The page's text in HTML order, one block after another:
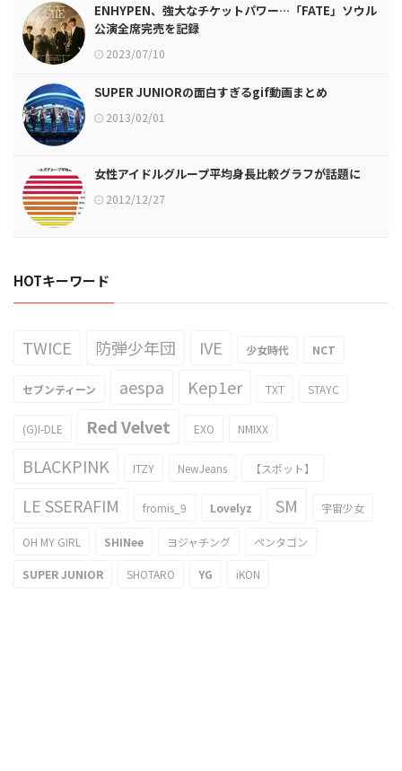
ENHYPEN、強大なチケットパワー…「FATE」ソウル
公演全席完売を記録
2023/07/10
SUPER JUNIORの面白すぎるgif動画まとめ
2013/02/01
女性アイドルグループ平均身長比較グラフが話題に
2012/12/27
HOTキーワード
TWICE 防弾少年団 IVE 少女時代 NCT
セブンティーン aespa Kep1er TXT STAYC
(G)I-DLE Red Velvet EXO NMIXX
BLACKPINK ITZY NewJeans 【スポット】
LE SSERAFIM fromis_9 Lovelyz SM 宇宙少女
OH MY GIRL SHINee ヨジャチング ペンタゴン
SUPER JUNIOR SHOTARO YG iKON